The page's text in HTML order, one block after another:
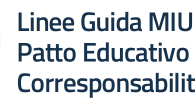
Linee Guida
Patto